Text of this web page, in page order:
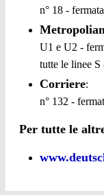
n° 18 -
U1 e U2 -
tutte le linee S
Corriere:
n° 132 -
Per tutte le